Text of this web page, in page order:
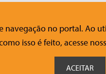
Ajuda
FAQ
navegação no portal.
isso é feito, acesse
ACEITAR